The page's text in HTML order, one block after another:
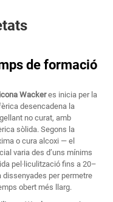
de formació
Wackeres inicia per la
desencadena la
no curat, amb
sòlida. Segons la
o cura alcoxi — el
varia des d’uns mínims
pel·liculització fins a 20–
dissenyades per permetre
obert més llarg.